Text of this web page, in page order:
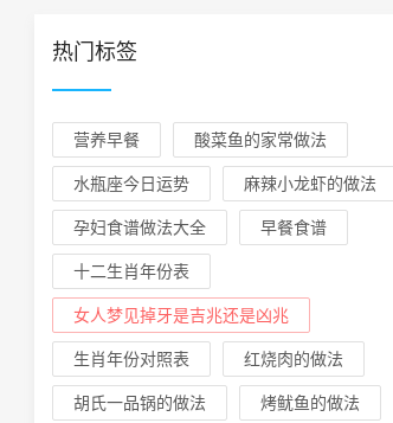
热门标签
营养早餐 酸菜鱼的家常做法
水瓶座今日运势 麻辣小龙虾的做法
孕妇食谱做法大全 早餐食谱
十二生肖年份表
女人梦见掉牙是吉兆还是凶兆
生肖年份对照表 红烧肉的做法
胡氏一品锅的做法 烤鱿鱼的做法